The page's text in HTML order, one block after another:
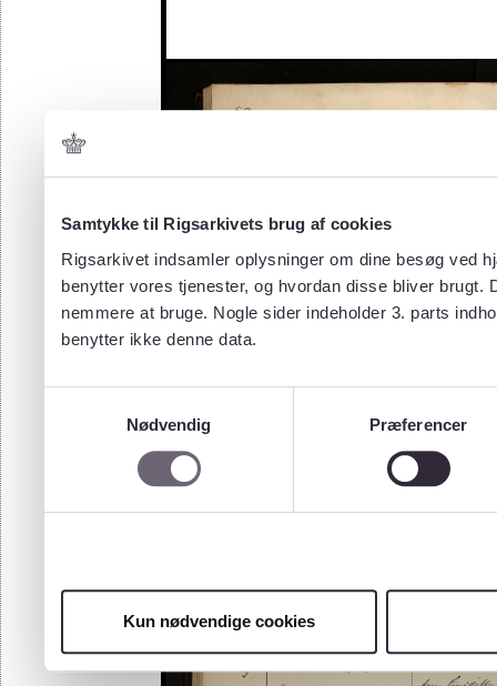
Samtykke til Rigsarkivets brug af cookies
Rigsarkivet indsamler oplysninger om dine besøg ved
benytter vores tjenester, og hvordan disse bliver
nemmere at bruge. Nogle sider indeholder 3. parts
benytter ikke denne data.
Nødvendig
Præferencer
Kun nødvendige cookies